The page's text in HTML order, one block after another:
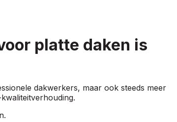
platte daken is
dakwerkers, maar ook steeds meer